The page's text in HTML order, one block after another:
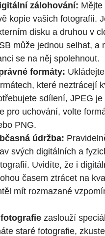
zálohování: Mějte
kopie vašich fotografií.
disku a druhou v
může jednou selhat, a
se na něj spolehnout.
formáty:
které neztrácejí
sdílení, JPEG je
pro uchování, volte
PNG.
údržba:
svých digitálních a
Uvidíte, že i
časem ztrácet na
mít rozmazané
zaslouží
staré fotografie,